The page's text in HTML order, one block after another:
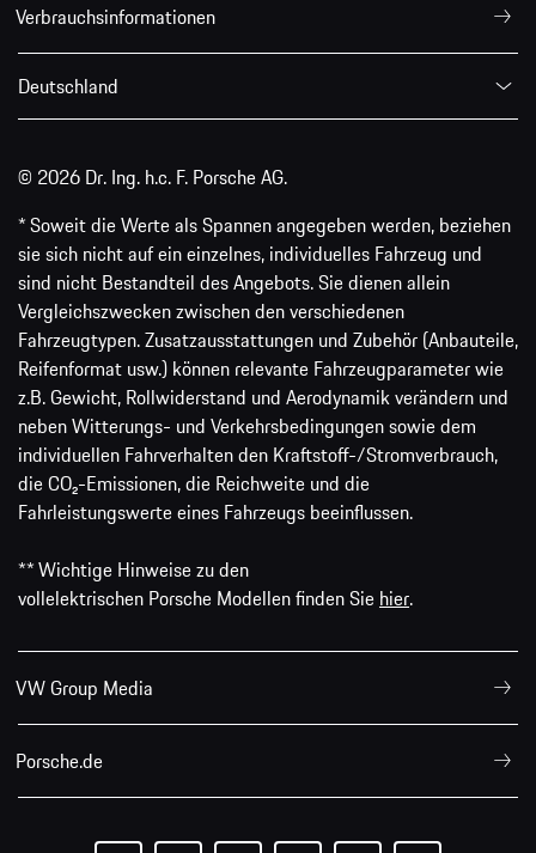
Verbrauchsinformationen
Deutschland
© 2026 Dr. Ing. h.c. F. Porsche AG.
* Soweit die Werte als Spannen angegeben werden, beziehen
sie sich nicht auf ein einzelnes, individuelles Fahrzeug und
sind nicht Bestandteil des Angebots. Sie dienen allein
Vergleichszwecken zwischen den verschiedenen
Fahrzeugtypen. Zusatzausstattungen und Zubehör (Anbauteile,
Reifenformat usw.) können relevante Fahrzeugparameter wie
z.B. Gewicht, Rollwiderstand und Aerodynamik verändern und
neben Witterungs- und Verkehrsbedingungen sowie dem
individuellen Fahrverhalten den Kraftstoff-/Stromverbrauch,
die CO₂-Emissionen, die Reichweite und die
Fahrleistungswerte eines Fahrzeugs beeinflussen.
** Wichtige Hinweise zu den
vollelektrischen Porsche Modellen finden Sie hier.
VW Group Media
Porsche.de